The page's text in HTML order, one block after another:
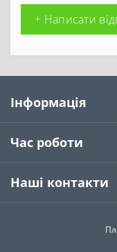
+ Написати
Інформація
Час роботи
Наші контакти